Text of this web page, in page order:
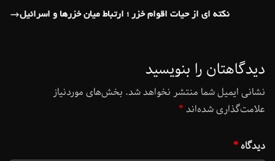
نکته ای از حیات اقوام خزر ؛ ارتباط میان خزرها و اسرائیل
دیدگاهتان را بنویسید
نشانی ایمیل شما منتشر نخواهد شد. بخش‌های موردنیاز
علامت‌گذاری شده‌اند*
دیدگاه*